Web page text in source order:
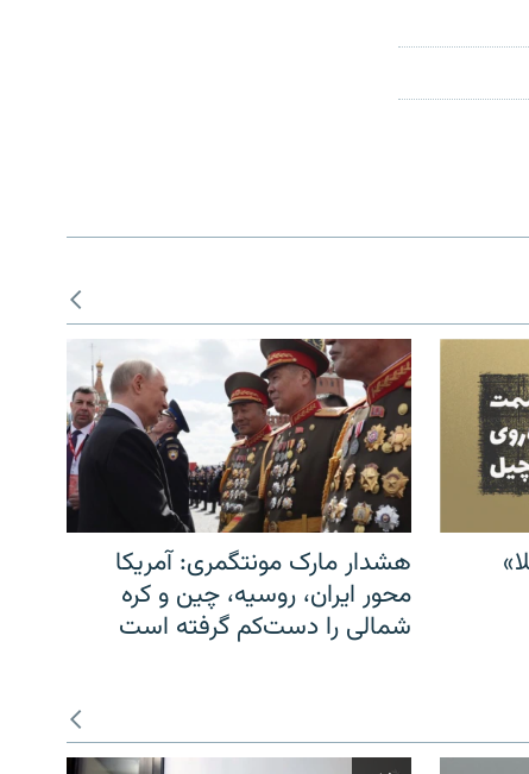
هشدار مارک مونتگمری: آمریکا
محور ایران، روسیه، چین و کره
شمالی را دست‌کم گرفته است